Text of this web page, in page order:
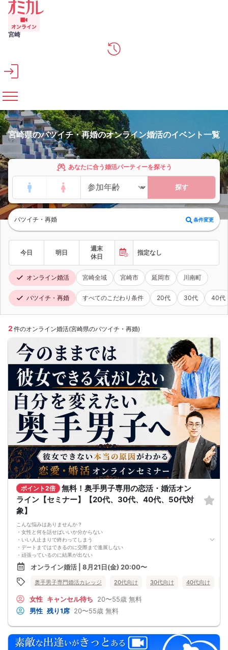
メインコンテンツへスキップ
宮崎
宮崎県のバツイチ・再婚のオンライン婚活のイベント一覧
あなたに合う婚活パーティーを探そう
探す
バツイチ・再婚 条件変更
今日 明日
週末
休日
指定なし
オンライン婚活 宮崎全域 宮崎市 延岡市 川南町
バツイチ・再婚 すべてのこだわり条件 20代 30代 40代
2 件のオンライン婚活(宮崎県のバツイチ・再婚)
ポイント2倍
無料！奥手男子専用の恋活・婚活オン
ライン【セミナー】【20代、30代、40代、50代対
象】
こんな悩みはありませんか？
・女性と何を話せばいいか分からない
・いい人止まりで終わってしまう
・デートまではできるのに交際まで進展しない
・頑張っているのに結果が出ない
・何が原因なのか分からない
・このまま続けても彼女ができる気がしない
これまで500名以上の
奥手男子の恋愛・婚活相談に乗ってきて、
それは、
多くの奥手男子は、努力不足ではなく、
努力の方向性がズレているということです。
恋愛系YouTubeを見たり、
婚活パーティーや街コンへ参加したり、
オンライン婚活 | 8月21日(金) 20:00〜
奥手男子専門婚活カレッジ 20代向け 30代向け 40代向け
女性 キャンセル待ち 20〜55歳 無料
男性 残り1席 20〜55歳 無料